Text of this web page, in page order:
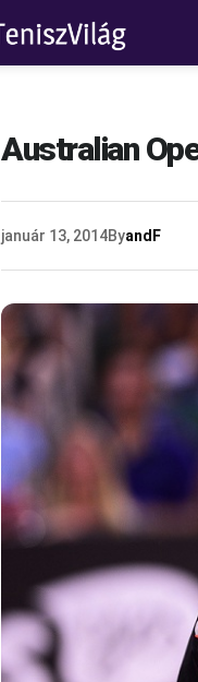
Australian
január 13, 2014ByandF